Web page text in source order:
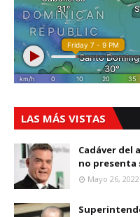
LAS MÁS VISTAS
Cadáver del
no presenta
Mayo 26, 2022